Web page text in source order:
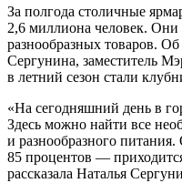
За полгода столичные
2,6 миллиона человек.
разнообразных товаров.
Сергунина, заместитель
в летний сезон стали
«На сегодняшний день в
Здесь можно найти все
и разнообразного
85 процентов —
рассказала Наталья